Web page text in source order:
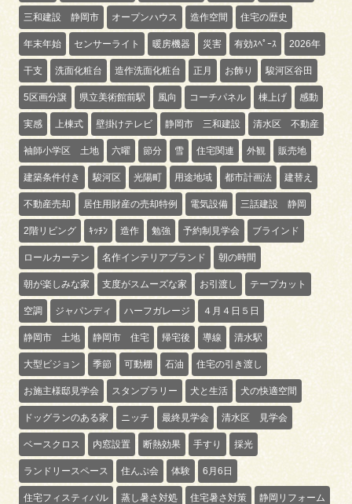
三和建設 静岡市 オープンハウス 造作空間 住宅の歴史
年末年始 センサーライト 暖房機器 災害 有効ｽﾍﾟｰｽ 2026年
干支 洗面化粧台 造作洗面化粧台 正月 お飾り 駿河区谷田
5区画分譲 県立美術館前駅 風向 コーチパネル 棟上げ 感動
実感 上棟式 壁掛けテレビ 静岡市 三和建設 清水区 不動産
袖師小学区 土地 六曜 節分 雪 住宅関連 外観 販売地
建築条件付き 駿河区 光陽町 用途地域 都市計画法 建替え
不動産売却 居住用財産の売却特例 電気設備 三話建設 静岡
2階リビング ｷｯﾁﾝ 造作 勉強 予約制見学会 ブラインド
ロールカーテン 名作インテリアブランド 朝の時間
朝が楽しみな家 支度がスムーズな家 お引渡し テープカット
空調 ジャパンディ ハーフガレージ ４月４日５日
静岡市 土地 静岡市 住宅 帰宅後 導線 清水駅
大型ビジョン 季節 可動棚 石油 住宅の引き渡し
お施主様邸見学会 スタンプラリー 犬と生活 犬の快適空間
ドッグランのある家 ニッチ 最終見学会 清水区 見学会
ベースクロス 内窓設置 断熱効果 手すり 採光
ランドリースペース 住んぷ会 体験 6月6日
住宅フィスティバル 蒸し暑さ対処 住宅暑さ対策 静岡リフォーム